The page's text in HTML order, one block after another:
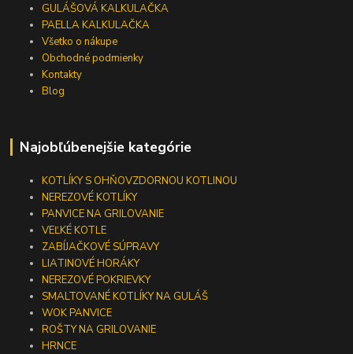
GULÁŠOVÁ KALKULAČKA
PAELLA KALKULAČKA
Všetko o nákupe
Obchodné podmienky
Kontakty
Blog
Najobľúbenejšie kategórie
KOTLÍKY S OHŇOVZDORNOU KOTLINOU
NEREZOVÉ KOTLÍKY
PANVICE NA GRILOVANIE
VEĽKÉ KOTLE
ZABÍJAČKOVÉ SÚPRAVY
LIATINOVÉ HORÁKY
NEREZOVÉ POKRIEVKY
SMALTOVANÉ KOTLÍKY NA GULÁŠ
WOK PANVICE
ROŠTY NA GRILOVANIE
HRNCE